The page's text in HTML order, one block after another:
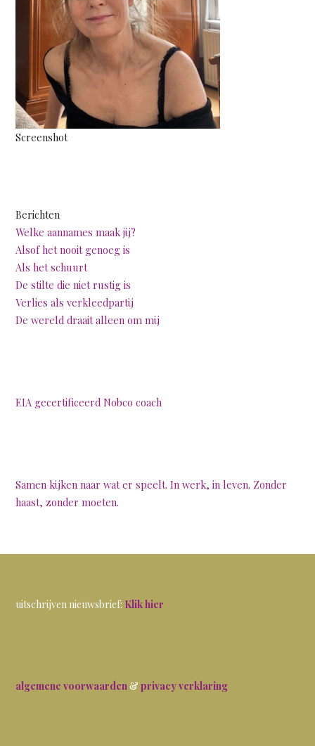
Screenshot
Berichten
Welke aannames maak jij?
Alsof het nooit genoeg is
Als het schuurt
De stilte die niet rustig is
Verlies als verkleedpartij
De wereld draait alleen om mij
EIA gecertificeerd Nobco coach
Samen kijken naar wat er speelt. In werk, in leven. Zonder
haast, zonder moeten.
uitschrijven nieuwsbrief: Klik hier
algemene voorwaarden&privacy verklaring